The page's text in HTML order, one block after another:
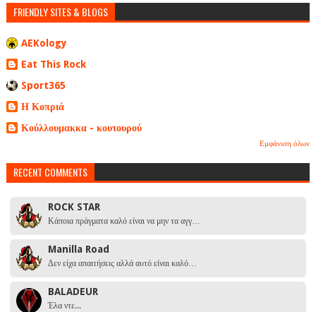
FRIENDLY SITES & BLOGS
AEKology
Eat This Rock
Sport365
Η Κοπριά
Κούλλουμακκα - κουτουρού
Εμφάνιση όλων
RECENT COMMENTS
ROCK STAR
Κάποια πράγματα καλό είναι να μην τα αγγ…
Manilla Road
Δεν είχα απαιτήσεις αλλά αυτό είναι καλό…
BALADEUR
Έλα ντε...